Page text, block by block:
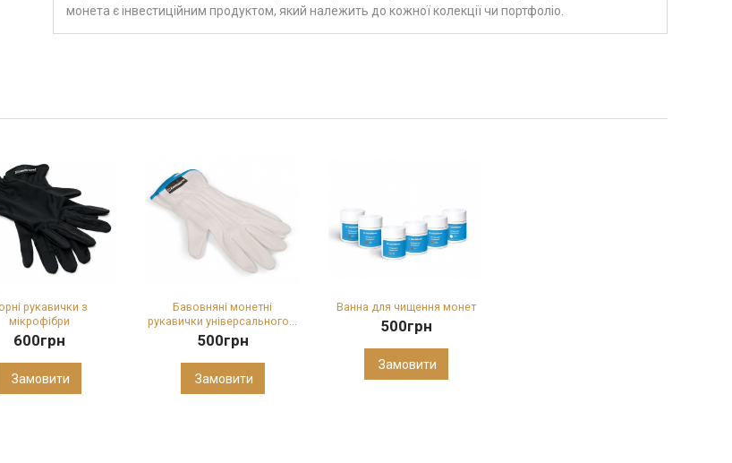
монета є інвестиційним продуктом, який належить до кожної колекції чи портфоліо.
рукавички з
мікрофібри
600грн
Замовити
Бавовняні монетні
рукавички універсального...
500грн
Замовити
Ванна для чищення монет
500грн
Замовити